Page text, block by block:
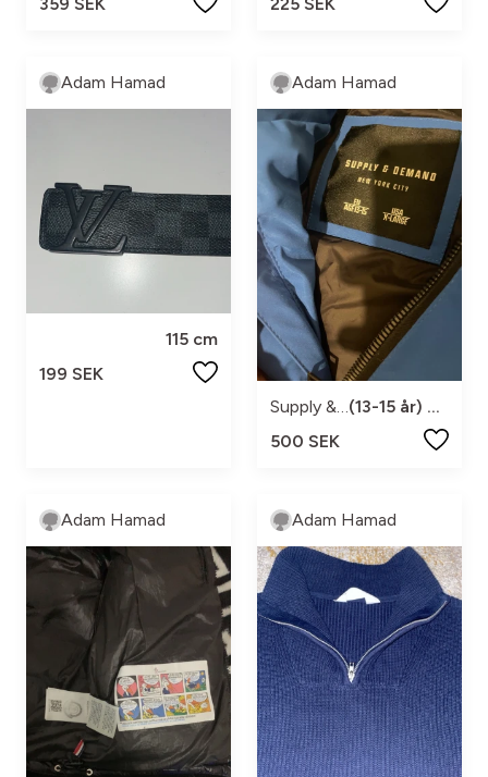
Adam Hamad
115 cm
199 SEK
Adam Hamad
Supply & Demand
(13-15 år) passar xs-s
500 SEK
Adam Hamad Adam Hamad